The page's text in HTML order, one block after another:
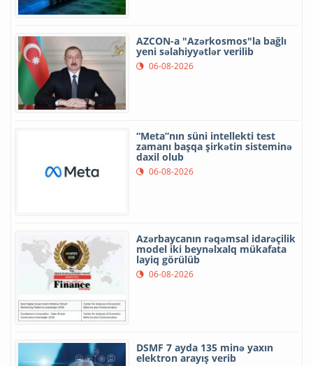
AZCON-a "Azərkosmos"la bağlı
yeni səlahiyyətlər verilib
06-08-2026
“Meta”nın süni intellekti test
zamanı başqa şirkətin sisteminə
daxil olub
06-08-2026
Azərbaycanın rəqəmsal idarəçilik
model iki beynəlxalq mükafata
layiq görülüb
06-08-2026
DSMF 7 ayda 135 minə yaxın
elektron arayış verib